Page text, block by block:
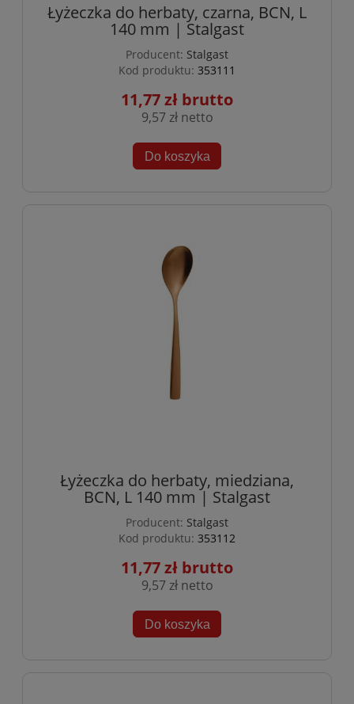
Łyżeczka do herbaty, czarna, BCN, L
140 mm | Stalgast
Producent: Stalgast
Kod produktu: 353111
11,77 zł
9,57 zł
Do koszyka
Łyżeczka do herbaty, miedziana,
BCN, L 140 mm | Stalgast
Producent: Stalgast
Kod produktu: 353112
11,77 zł
9,57 zł
Do koszyka